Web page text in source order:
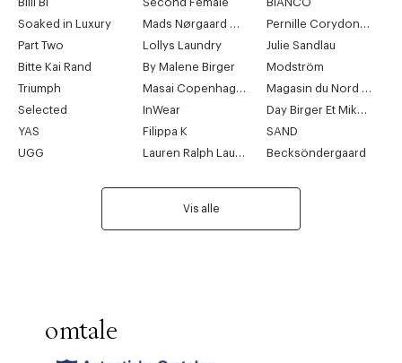
Soaked in Luxury
Mads Nørgaard Copenhagen
Pernille Corydon Jewellery
Part Two
Lollys Laundry
Julie Sandlau
Bitte Kai Rand
By Malene Birger
Modström
Triumph
Masai Copenhagen
Magasin du Nord Collection
Selected
InWear
Day Birger Et Mikkelsen
YAS
Filippa K
SAND
UGG
Lauren Ralph Lauren Becksöndergaard
Vis alle